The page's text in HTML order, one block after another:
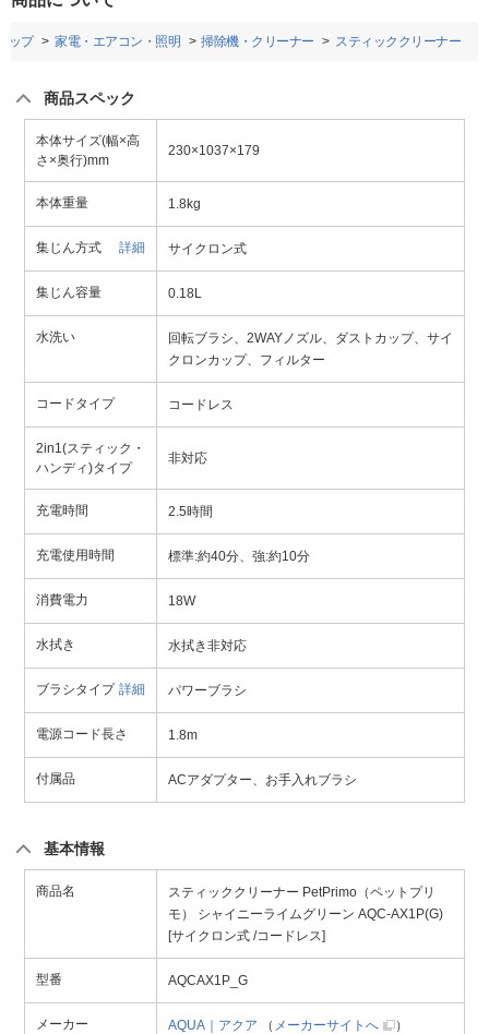
ップ 家電・エアコン・照明 掃除機・クリーナー スティッククリーナー
商品スペック
本体サイズ(幅×高
さ×奥行)mm
230×1037×179
本体重量 1.8kg
集じん方式 詳細 サイクロン式
集じん容量 0.18L
水洗い
回転ブラシ、2WAYノズル、ダストカップ、サイ
クロンカップ、フィルター
コードタイプ コードレス
2in1(スティック・
ハンディ)タイプ
非対応
充電時間 2.5時間
充電使用時間 標準:約40分、強:約10分
消費電力 18W
水拭き 水拭き非対応
ブラシタイプ 詳細 パワーブラシ
電源コード長さ 1.8m
付属品 ACアダプター、お手入れブラシ
基本情報
商品名
スティッククリーナー PetPrimo（ペットプリ
モ） シャイニーライムグリーン AQC-AX1P(G)
[サイクロン式 /コードレス]
型番 AQCAX1P_G
メーカー AQUA｜アクア （ メーカーサイトへ ）